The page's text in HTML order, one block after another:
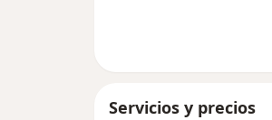
Servicios y precios